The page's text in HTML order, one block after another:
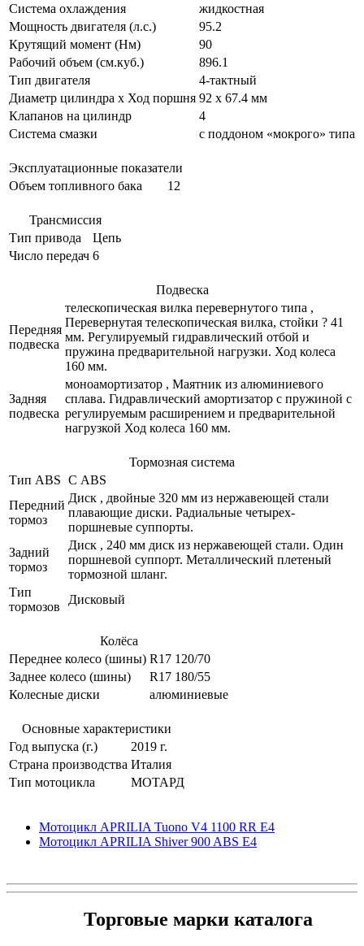
Система охлаждения
жидкостная
Мощность двигателя (л.с.)
95.2
Крутящий момент (Нм)
90
Рабочий объем (см.куб.)
896.1
Тип двигателя
4-тактный
Диаметр цилиндра x Ход поршня 92 x 67.4 мм
Клапанов на цилиндр
4
Система смазки
с поддоном «мокрого» типа
Эксплуатационные показатели
Объем топливного бака
12
Трансмиссия
Тип привода
Цепь
Число передач 6
Подвеска
Передняя
подвеска
телескопическая вилка перевернутого типа ,
Перевернутая телескопическая вилка, стойки ? 41
мм. Регулируемый гидравлический отбой и
пружина предварительной нагрузки. Ход колеса
160 мм.
Задняя
подвеска
моноамортизатор , Маятник из алюминиевого
сплава. Гидравлический амортизатор с пружиной с
регулируемым расширением и предварительной
нагрузкой Ход колеса 160 мм.
Тормозная система
Тип ABS С ABS
Передний
тормоз
Диск , двойные 320 мм из нержавеющей стали
плавающие диски. Радиальные четырех-
поршневые суппорты.
Задний
тормоз
Диск , 240 мм диск из нержавеющей стали. Один
поршневой суппорт. Металлический плетеный
тормозной шланг.
Тип
тормозов
Дисковый
Колёса
Переднее колесо (шины) R17 120/70
Заднее колесо (шины)
R17 180/55
Колесные диски
алюминиевые
Основные характеристики
Год выпуска (г.)
2019 г.
Страна производства Италия
Тип мотоцикла
МОТАРД
Мотоцикл APRILIA Tuono V4 1100 RR E4
Мотоцикл APRILIA Shiver 900 ABS E4
Торговые марки каталога